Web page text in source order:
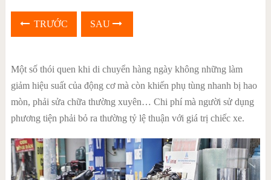
TRƯỚC SAU
Một số thói quen khi di chuyển hàng ngày không những làm
giảm hiệu suất của động cơ mà còn khiến phụ tùng nhanh bị hao
mòn, phải sửa chữa thường xuyên… Chi phí mà người sử dụng
phương tiện phải bỏ ra thường tỷ lệ thuận với giá trị chiếc xe.